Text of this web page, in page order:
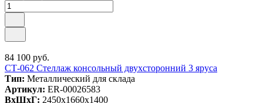
84 100 руб.
СТ-062 Стеллаж консольный двухсторонний 3 яруса
Тип: Металлический для склада
Артикул: ER-00026583
ВxШxГ: 2450x1660x1400